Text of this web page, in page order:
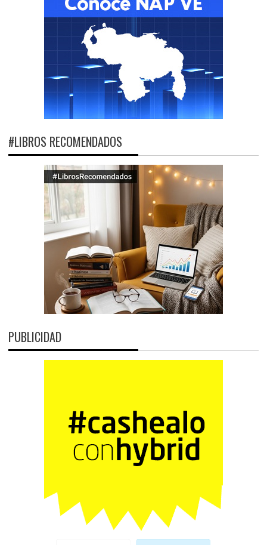
#LIBROS RECOMENDADOS
PUBLICIDAD